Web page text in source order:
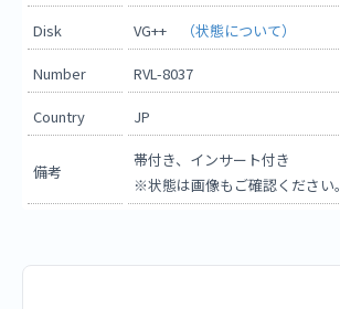
Disk VG++ （状態について）
Number RVL-8037
Country JP
備考
帯付き、インサート付き
※状態は画像もご確認ください。